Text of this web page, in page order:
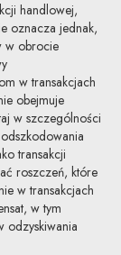
handlowej,
oznacza jednak,
w obrocie
w transakcjach
obejmuje
w szczególności
transakcji
roszczeń, które
w transakcjach
w tym
odzyskiwania